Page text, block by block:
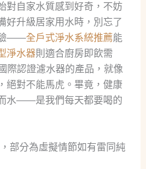
對自家水質感到好奇，不妨
好升級居家用水時，別忘了
驗——全戶式淨水系統推薦能
淨水器則適合廚房即飲需
際認證濾水器的產品，就像
絕對不能馬虎。畢竟，健康
水——是我們每天都要喝的
部分為虛擬情節如有雷同純